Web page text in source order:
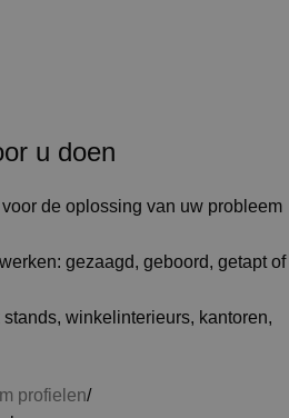
u doen
de oplossing van uw probleem
gezaagd, geboord, getapt of
winkelinterieurs, kantoren,
profielen